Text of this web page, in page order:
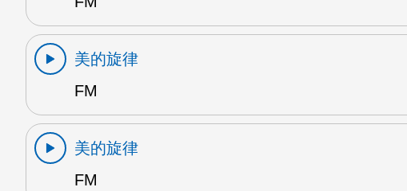
美的旋律
FM
美的旋律
FM